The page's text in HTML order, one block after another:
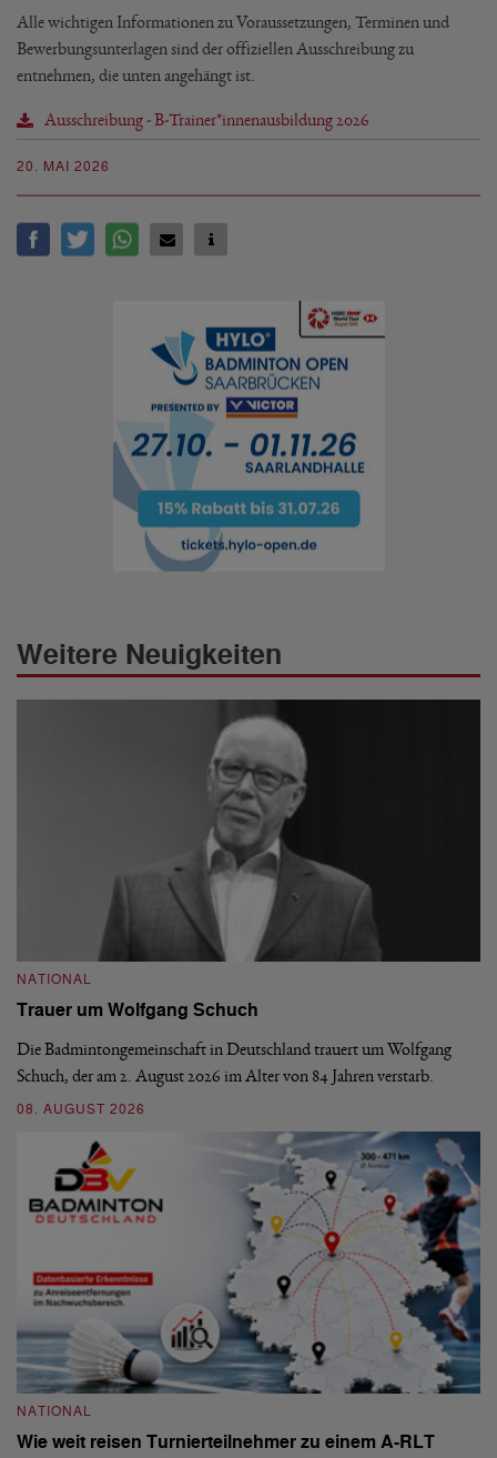
20. MAI 2026
Alle wichtigen Informationen zu Voraussetzungen, Terminen und
Bewerbungsunterlagen sind der offiziellen Ausschreibung zu
entnehmen, die unten angehängt ist.
Ausschreibung - B-Trainer*innenausbildung 2026
Weitere Neuigkeiten
NATIONAL
Trauer um Wolfgang Schuch
Die Badmintongemeinschaft in Deutschland trauert um Wolfgang
Schuch, der am 2. August 2026 im Alter von 84 Jahren verstarb.
08. AUGUST 2026
NATIONAL
Wie weit reisen Turnierteilnehmer zu einem A-RLT